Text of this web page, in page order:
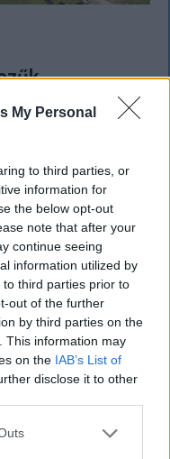
My Personal
to third parties, or
information for
the below opt-out
note that after your
continue seeing
information utilized by
third parties prior to
out of the further
by third parties on the
This information may
on the IAB’s List of
disclose it to other
Csatószegen
mezőgazdasági
hogy szombat
ki Csatószegen egy